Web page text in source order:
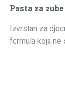
Pasta za
Izvrstan za
formula koja ne